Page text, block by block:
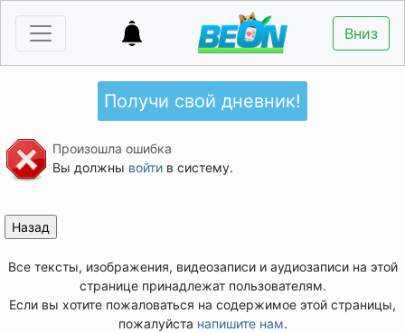
Вниз
Получи свой дневник!
Произошла ошибка
Вы должны войтив систему.
Все тексты, изображения, видеозаписи и аудиозаписи на этой
странице принадлежат пользователям.
Если вы хотите пожаловаться на содержимое этой страницы,
пожалуйста напишите нам.